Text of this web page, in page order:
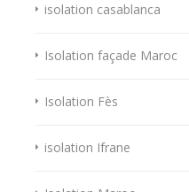
isolation casablanca
Isolation façade Maroc
Isolation Fès
isolation Ifrane